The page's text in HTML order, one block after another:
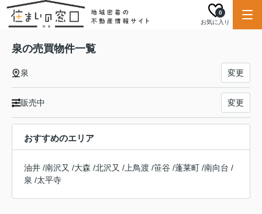
お気に入り
0
泉の売買物件一覧
泉 変更
販売中 変更
おすすめのエリア
油井 /南沢又 /大森 /北沢又 / 上鳥渡 /笹谷 /蓬莱町 /南向台 /
泉 /太平寺